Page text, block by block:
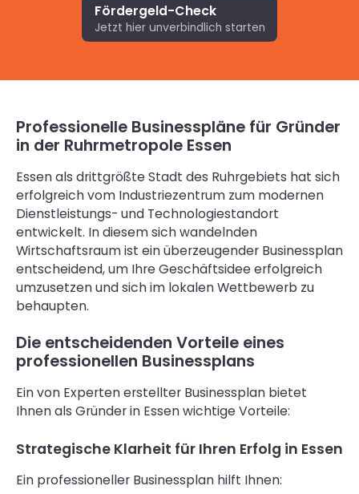
Fördergeld-Check
Jetzt hier unverbindlich starten
Professionelle Businesspläne für Gründer
in der Ruhrmetropole Essen
Essen als drittgrößte Stadt des Ruhrgebiets hat sich
erfolgreich vom Industriezentrum zum modernen
Dienstleistungs- und Technologiestandort
entwickelt. In diesem sich wandelnden
Wirtschaftsraum ist ein überzeugender Businessplan
entscheidend, um Ihre Geschäftsidee erfolgreich
umzusetzen und sich im lokalen Wettbewerb zu
behaupten.
Die entscheidenden Vorteile eines
professionellen Businessplans
Ein von Experten erstellter Businessplan bietet
Ihnen als Gründer in Essen wichtige Vorteile:
Strategische Klarheit für Ihren Erfolg in Essen
Ein professioneller Businessplan hilft Ihnen: